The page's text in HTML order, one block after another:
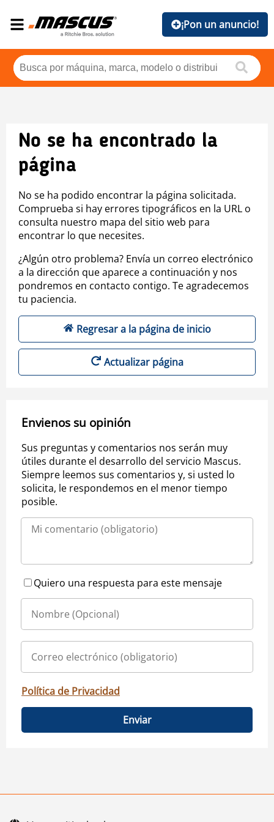
¡Pon un anuncio!
No se ha encontrado la
página
No se ha podido encontrar la página solicitada.
Comprueba si hay errores tipográficos en la URL o
consulta nuestro mapa del sitio web para
encontrar lo que necesites.
¿Algún otro problema? Envía un correo electrónico
a la dirección que aparece a continuación y nos
pondremos en contacto contigo. Te agradecemos
tu paciencia.
Regresar a la página de inicio
Actualizar página
Envienos su opinión
Sus preguntas y comentarios nos serán muy
útiles durante el desarrollo del servicio Mascus.
Siempre leemos sus comentarios y, si usted lo
solicita, le respondemos en el menor tiempo
posible.
Quiero una respuesta para este mensaje
Política de Privacidad
Enviar